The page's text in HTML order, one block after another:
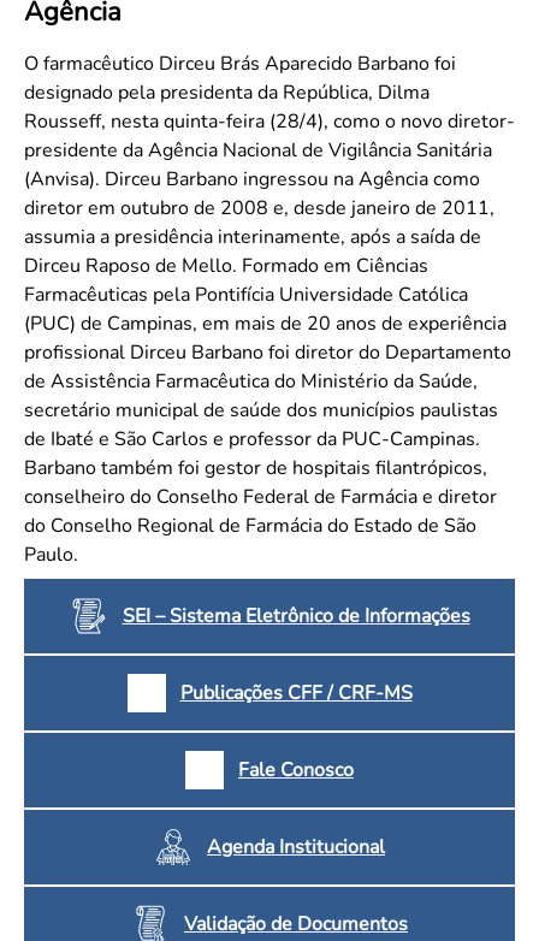
Convenção Coletiva 2025/2026 – Piso salarial Farmácias e Drogaria
Saúde Pública e Indígena
Calendário Eleitoral
Candidatos
Votação
Dúvidas Frequentes
Eleições Anteriores
Agência
O farmacêutico Dirceu Brás Aparecido Barbano foi
designado pela presidenta da República, Dilma
Rousseff, nesta quinta-feira (28/4), como o novo diretor-
presidente da Agência Nacional de Vigilância Sanitária
(Anvisa). Dirceu Barbano ingressou na Agência como
diretor em outubro de 2008 e, desde janeiro de 2011,
assumia a presidência interinamente, após a saída de
Dirceu Raposo de Mello. Formado em Ciências
Farmacêuticas pela Pontifícia Universidade Católica
(PUC) de Campinas, em mais de 20 anos de experiência
profissional Dirceu Barbano foi diretor do Departamento
de Assistência Farmacêutica do Ministério da Saúde,
secretário municipal de saúde dos municípios paulistas
de Ibaté e São Carlos e professor da PUC-Campinas.
Barbano também foi gestor de hospitais filantrópicos,
conselheiro do Conselho Federal de Farmácia e diretor
do Conselho Regional de Farmácia do Estado de São
Paulo.
SEI – Sistema Eletrônico de Informações
Publicações CFF / CRF-MS
Fale Conosco
Agenda Institucional
Validação de Documentos